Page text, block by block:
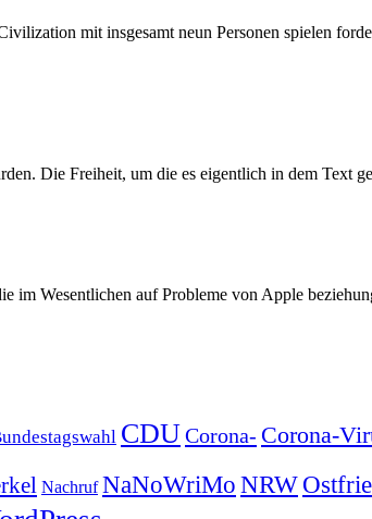
mit insgesamt neun Personen spielen
Die Freiheit, um die es eigentlich in dem Text
im Wesentlichen auf Probleme von Apple
CDUCorona- Corona-
Nachruf NaNoWriMo NRW